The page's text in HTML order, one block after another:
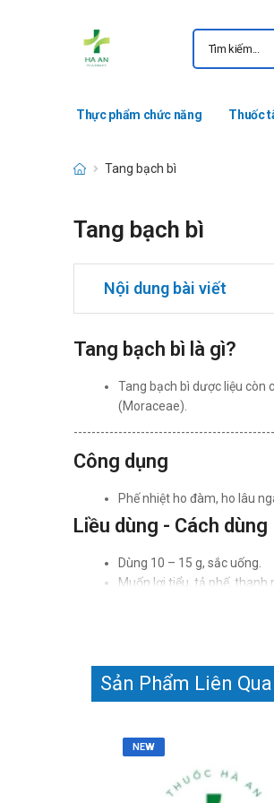
Thực phẩm chức năng Thuốc
Tang bạch bì
Tang bạch bì
Nội dung bài viết
Tang bạch bì là gì?
Tang bạch bì dược liệu còn
(Moraceae).
Công dụng
Phế nhiệt ho đàm, ho lâu
Liều dùng - Cách dùng
Dùng 10 – 15 g, sắc uống.
Muốn lợi tiểu, tả phế, thanh
Không dùng cho người bị
Lưu ý khi sử dụng
Dược lý
Tính vị: Vị ngọt, tính hàn,
Quy kinh: Vào kinh Phế.
Sản Phẩm Liên
NEW